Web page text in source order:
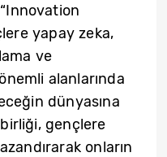
yapay zeka,
ve
alanlarında
dünyasına
gençlere
onların